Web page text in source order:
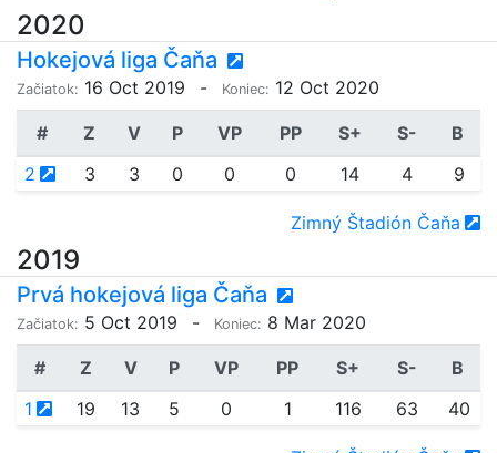
2020
Hokejová liga Čaňa
Začiatok: 16 Oct 2019 - Koniec: 12 Oct 2020
# Z V P VP PP S+ S-
B
2
3 3 0 0 0 14 4 9
Zimný Štadión Čaňa
2019
Prvá hokejová liga Čaňa
Začiatok: 5 Oct 2019 - Koniec: 8 Mar 2020
# Z V P VP PP S+ S-
B
1
19 13 5 0 1 116 63 40